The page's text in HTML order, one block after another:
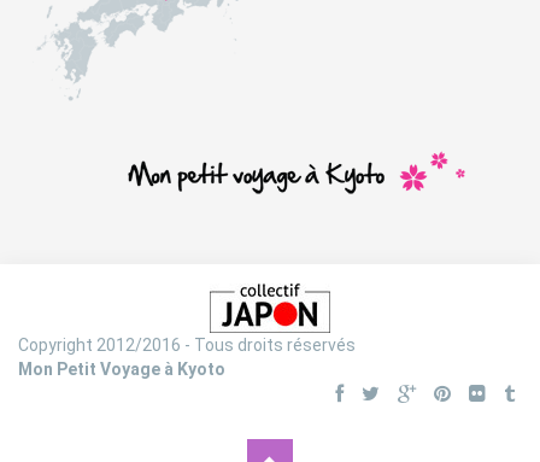
Copyright 2012/2016 - Tous droits réservés
Mon Petit Voyage à Kyoto